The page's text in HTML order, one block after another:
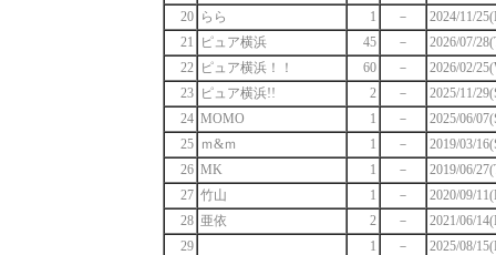
20
らら 1 －
2024/11/
21
ピュア横浜 45 －
2026/07/
22
ピュア横浜！！ 60 －
2026/02/
23
ピュア横浜!! 2 －
2025/11/
24 MOMO 1 －
2025/06/
25
ｍ&ｍ 1 －
2019/03/
26 MK 1 －
2019/06/
27 竹山 1 －
2020/09/
28 亜依 2 －
2021/06/
29
1 － 2025/08/